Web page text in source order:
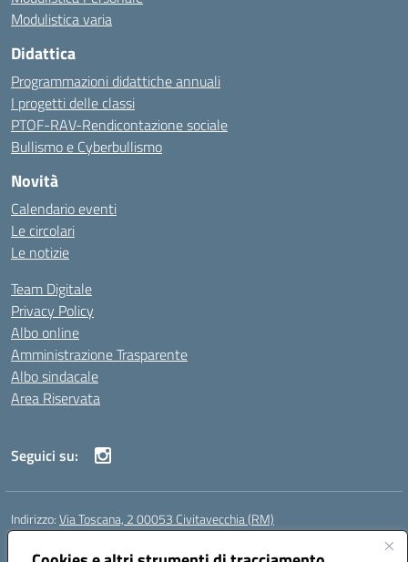
Modulistica varia
Didattica
Programmazioni didattiche annuali
I progetti delle classi
PTOF-RAV-Rendicontazione sociale
Bullismo e Cyberbullismo
Novità
Calendario eventi
Le circolari
Le notizie
Team Digitale
Privacy Policy
Albo online
Amministrazione Trasparente
Albo sindacale
Area Riservata
Seguici su:
Indirizzo:Via Toscana, 2 00053 Civitavecchia (RM)
Centralino:
Posta elettronica certificata (PEC):rmic8b900g@pec.istruzione.it